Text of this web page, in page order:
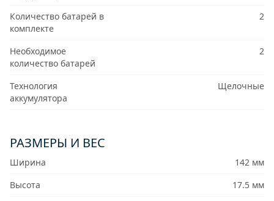
Количество батарей в
комплекте
2
Необходимое
количество батарей
2
Технология
аккумулятора
Щелочные
РАЗМЕРЫ И ВЕС
Ширина
142 мм
Высота
17.5 мм